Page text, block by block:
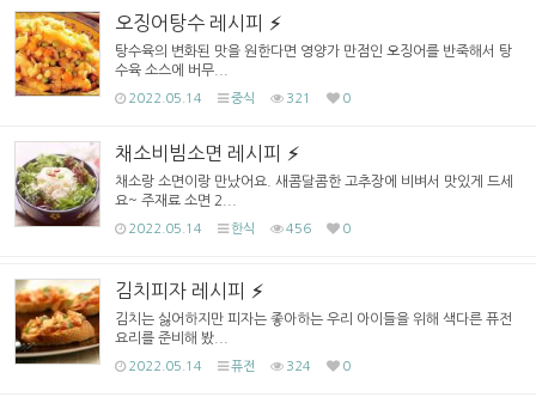
오징어탕수 레시피
탕수육의 변화된 맛을 원한다면 영양가 만점인 오징어를 반죽해서 탕
수육 소스에 버무...
2022.05.14 중식 321 0
채소비빔소면 레시피
채소랑 소면이랑 만났어요. 새콤달콤한 고추장에 비벼서 맛있게 드세
요~ 주재료 소면 2...
2022.05.14 한식 456 0
김치피자 레시피
김치는 싫어하지만 피자는 좋아하는 우리 아이들을 위해 색다른 퓨전
요리를 준비해 봤...
2022.05.14 퓨전 324 0